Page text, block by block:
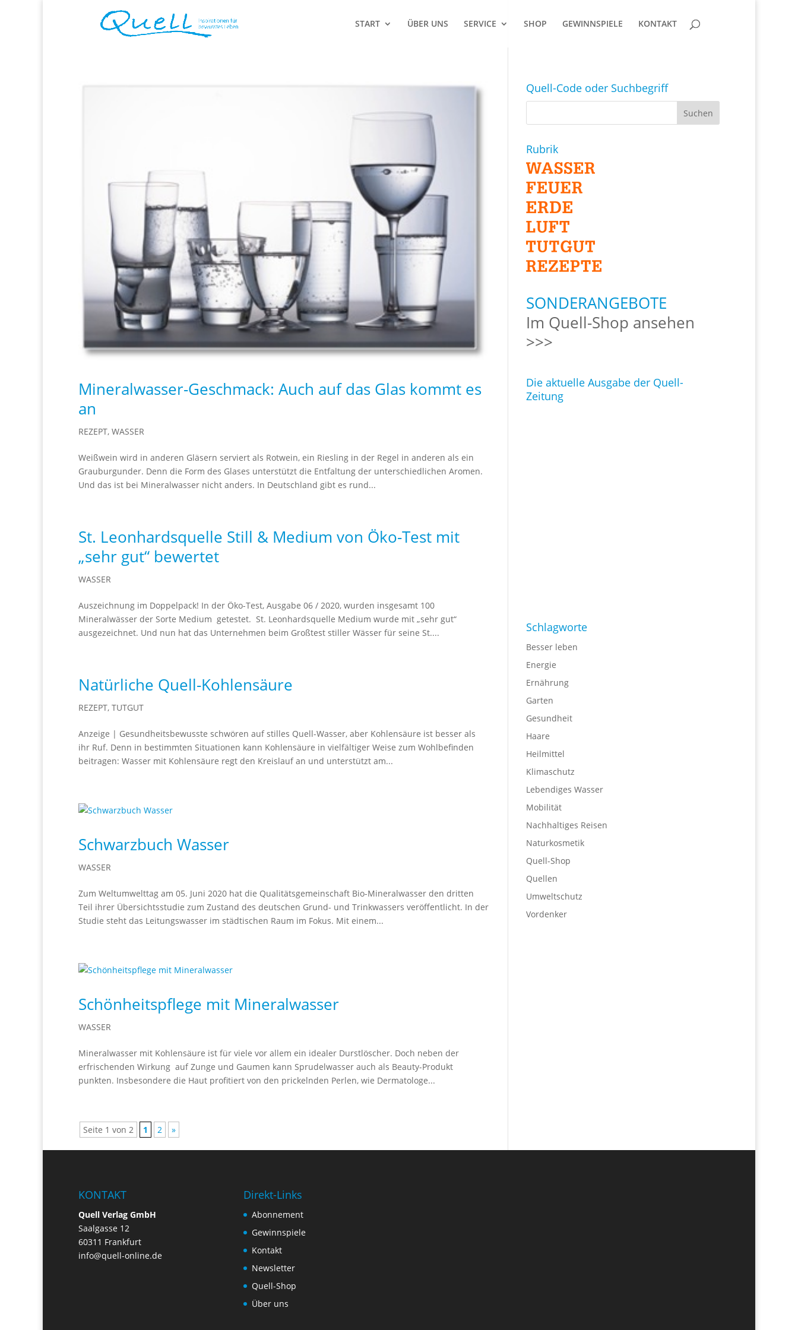
START ÜBER UNS SERVICE SHOP GEWINNSPIELE KONTAKT
Mineralwasser-Geschmack: Auch auf das Glas kommt es
an
REZEPT, WASSER
Weißwein wird in anderen Gläsern serviert als Rotwein, ein Riesling in der Regel in anderen als ein
Grauburgunder. Denn die Form des Glases unterstützt die Entfaltung der unterschiedlichen Aromen.
Und das ist bei Mineralwasser nicht anders. In Deutschland gibt es rund...
St. Leonhardsquelle Still & Medium von Öko-Test mit
„sehr gut“ bewertet
WASSER
Auszeichnung im Doppelpack! In der Öko-Test, Ausgabe 06 / 2020, wurden insgesamt 100
Mineralwässer der Sorte Medium getestet. St. Leonhardsquelle Medium wurde mit „sehr gut“
ausgezeichnet. Und nun hat das Unternehmen beim Großtest stiller Wässer für seine St....
Natürliche Quell-Kohlensäure
REZEPT, TUTGUT
Anzeige | Gesundheitsbewusste schwören auf stilles Quell-Wasser, aber Kohlensäure ist besser als
ihr Ruf. Denn in bestimmten Situationen kann Kohlensäure in vielfältiger Weise zum Wohlbefinden
beitragen: Wasser mit Kohlensäure regt den Kreislauf an und unterstützt am...
Schwarzbuch Wasser
WASSER
Zum Weltumwelttag am 05. Juni 2020 hat die Qualitätsgemeinschaft Bio-Mineralwasser den dritten
Teil ihrer Übersichtsstudie zum Zustand des deutschen Grund- und Trinkwassers veröffentlicht. In der
Studie steht das Leitungswasser im städtischen Raum im Fokus. Mit einem...
Schönheitspflege mit Mineralwasser
WASSER
Mineralwasser mit Kohlensäure ist für viele vor allem ein idealer Durstlöscher. Doch neben der
erfrischenden Wirkung auf Zunge und Gaumen kann Sprudelwasser auch als Beauty-Produkt
punkten. Insbesondere die Haut profitiert von den prickelnden Perlen, wie Dermatologe...
Seite 1 von 2 1 2 »
Quell-Code oder Suchbegriff
Rubrik
SONDERANGEBOTE
Im Quell-Shop ansehen
>>>
Die aktuelle Ausgabe der Quell-
Zeitung
Schlagworte
Besser leben
Energie
Ernährung
Garten
Gesundheit
Haare
Heilmittel
Klimaschutz
Lebendiges Wasser
Mobilität
Nachhaltiges Reisen
Naturkosmetik
Quell-Shop
Quellen
Umweltschutz
Vordenker
KONTAKT
Quell Verlag GmbH
Saalgasse 12
60311 Frankfurt
info@quell-online.de
Direkt-Links
Abonnement
Gewinnspiele
Kontakt
Newsletter
Quell-Shop
Über uns